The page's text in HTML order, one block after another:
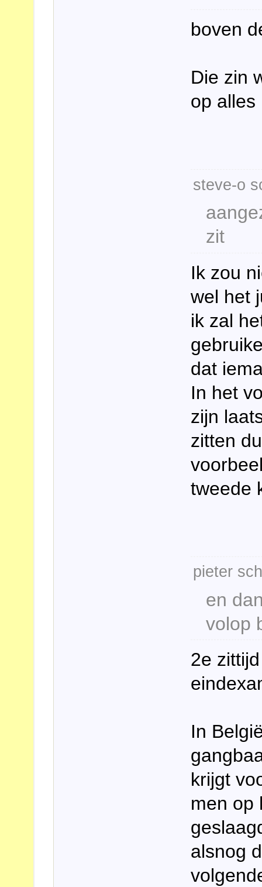
boven
Die zin
op alles
steve-o
zit
Ik zou
wel het
ik zal
dat
In het
zijn
zitten
tweede
pieter
en
volop
2e
In
krijgt
men op
alsnog